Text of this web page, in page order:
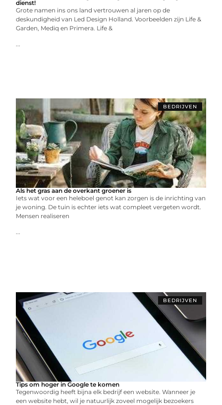
dienst!
Grote namen ins ons land vertrouwen al jaren op de
deskundigheid van Led Design Holland. Voorbeelden zijn Life &
Garden, Mediq en Primera. Life &
...
BEDRIJVEN
Als het gras aan de overkant groener is
Iets wat voor een heleboel genot kan zorgen is de inrichting van
je woning. De tuin is echter iets wat compleet vergeten wordt.
Mensen realiseren
...
BEDRIJVEN
Tips om hoger in Google te komen
Tegenwoordig heeft bijna elk bedrijf een website. Wanneer je
een website hebt, wil je natuurlijk zoveel mogelijk bezoekers